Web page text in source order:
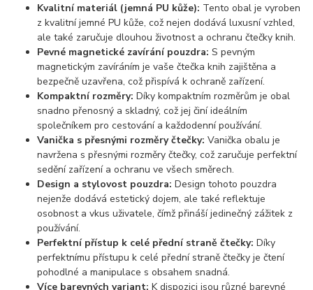
Kvalitní materiál (jemná PU kůže): Tento obal je vyroben
z kvalitní jemné PU kůže, což nejen dodává luxusní vzhled,
ale také zaručuje dlouhou životnost a ochranu čtečky knih.
Pevné magnetické zavírání pouzdra: S pevným
magnetickým zavíráním je vaše čtečka knih zajištěna a
bezpečně uzavřena, což přispívá k ochraně zařízení.
Kompaktní rozměry: Díky kompaktním rozměrům je obal
snadno přenosný a skladný, což jej činí ideálním
společníkem pro cestování a každodenní používání.
Vanička s přesnými rozměry čtečky: Vanička obalu je
navržena s přesnými rozměry čtečky, což zaručuje perfektní
sedění zařízení a ochranu ve všech směrech.
Design a stylovost pouzdra: Design tohoto pouzdra
nejenže dodává estetický dojem, ale také reflektuje
osobnost a vkus uživatele, čímž přináší jedinečný zážitek z
používání.
Perfektní přístup k celé přední straně čtečky: Díky
perfektnímu přístupu k celé přední straně čtečky je čtení
pohodlné a manipulace s obsahem snadná.
Více barevných variant: K dispozici jsou různé barevné